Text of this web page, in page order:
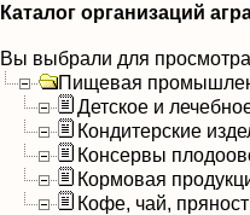
Каталог организаций
Вы выбрали для
Пищевая
Детское и
Кондитерские
Консервы
Кормовая
Кофе, чай,